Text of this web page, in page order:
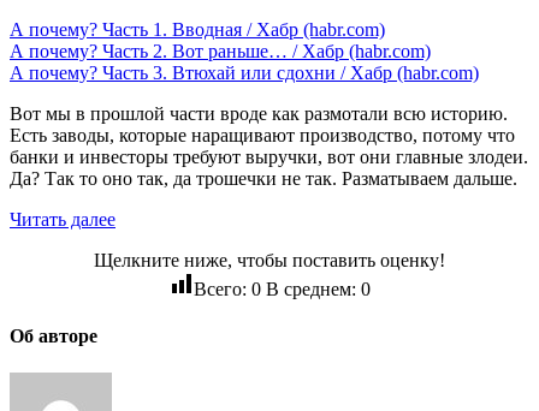
А почему? Часть 1. Вводная / Хабр (habr.com)
А почему? Часть 2. Вот раньше… / Хабр (habr.com)
А почему? Часть 3. Втюхай или сдохни / Хабр (habr.com)
Вот мы в прошлой части вроде как размотали всю историю.
Есть заводы, которые наращивают производство, потому что
банки и инвесторы требуют выручки, вот они главные злодеи.
Да? Так то оно так, да трошечки не так. Разматываем дальше.
Читать далее
Щелкните ниже, чтобы поставить оценку!
Всего: 0В среднем: 0
Об авторе